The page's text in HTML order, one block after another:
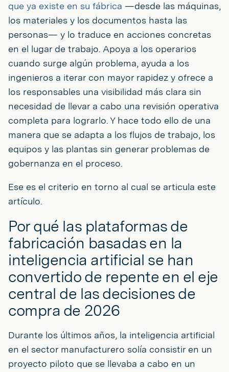
que ya existe en su fábrica —desde las máquinas,
los materiales y los documentos hasta las
personas— y lo traduce en acciones concretas
en el lugar de trabajo. Apoya a los operarios
cuando surge algún problema, ayuda a los
ingenieros a iterar con mayor rapidez y ofrece a
los responsables una visibilidad más clara sin
necesidad de llevar a cabo una revisión operativa
completa para lograrlo. Y hace todo ello de una
manera que se adapta a los flujos de trabajo, los
equipos y las plantas sin generar problemas de
gobernanza en el proceso.
Ese es el criterio en torno al cual se articula este
artículo.
Por qué las plataformas de
fabricación basadas en la
inteligencia artificial se han
convertido de repente en el eje
central de las decisiones de
compra de 2026
Durante los últimos años, la inteligencia artificial
en el sector manufacturero solía consistir en un
proyecto piloto que se llevaba a cabo en un